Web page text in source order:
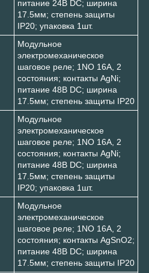
питание 24В DC; ширина
17.5мм; степень защиты
IP20; упаковка 1шт.
Модульное
электромеханическое
шаговое реле; 1NO 16А, 2
состояния; контакты AgNi;
питание 48В DC; ширина
17.5мм; степень защиты IP20
Модульное
электромеханическое
шаговое реле; 1NO 16А, 2
состояния; контакты AgNi;
питание 48В DC; ширина
17.5мм; степень защиты
IP20; упаковка 1шт.
Модульное
электромеханическое
шаговое реле; 1NO 16А, 2
состояния; контакты AgSnO2;
питание 48В DC; ширина
17.5мм; степень защиты IP20